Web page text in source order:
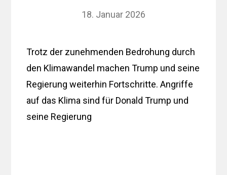
18. Januar 2026
Trotz der zunehmenden Bedrohung durch
den Klimawandel machen Trump und seine
Regierung weiterhin Fortschritte. Angriffe
auf das Klima sind für Donald Trump und
seine Regierung